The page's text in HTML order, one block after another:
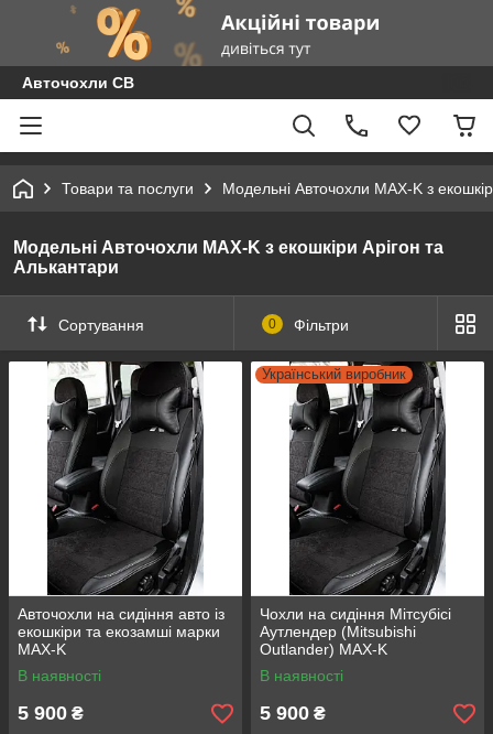
Авточохли СВ
Товари та послуги Модельні Авточохли MAX-K з
Модельні Авточохли MAX-K з екошкіри Арігон та
Алькантари
Сортування 0 Фільтри
Авточохли на сидіння авто із
екошкіри та екозамші марки
MAX-K
В наявності
5 900 ₴
Український виробник
Чохли на сидіння Мітсубісі
Аутлендер (Mitsubishi
Outlander) MAX-K
комбіновані аригона
алькантара
В наявності
5 900 ₴